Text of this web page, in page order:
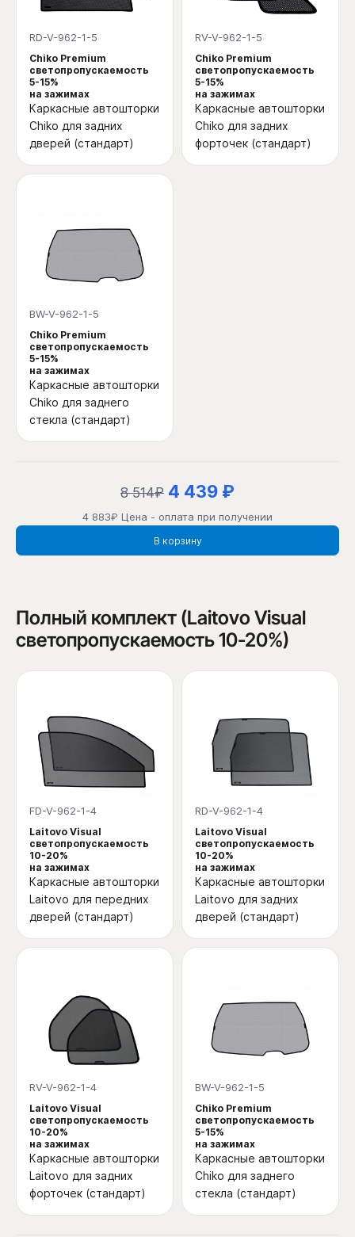
RD-V-962-1-5
Chiko Premium
светопропускаемость
5-15%
на зажимах
Каркасные автошторки
Chiko для задних
дверей (стандарт)
RV-V-962-1-5
Chiko Premium
светопропускаемость
5-15%
на зажимах
Каркасные автошторки
Chiko для задних
форточек (стандарт)
BW-V-962-1-5
Chiko Premium
светопропускаемость
5-15%
на зажимах
Каркасные автошторки
Chiko для заднего
стекла (стандарт)
8 514₽ 4 439 ₽
4 883₽ Цена - оплата при получении
В корзину
Полный комплект (Laitovo Visual
светопропускаемость 10-20%)
FD-V-962-1-4
Laitovo Visual
светопропускаемость
10-20%
на зажимах
Каркасные автошторки
Laitovo для передних
дверей (стандарт)
RD-V-962-1-4
Laitovo Visual
светопропускаемость
10-20%
на зажимах
Каркасные автошторки
Laitovo для задних
дверей (стандарт)
RV-V-962-1-4
Laitovo Visual
светопропускаемость
10-20%
на зажимах
Каркасные автошторки
Laitovo для задних
форточек (стандарт)
BW-V-962-1-5
Chiko Premium
светопропускаемость
5-15%
на зажимах
Каркасные автошторки
Chiko для заднего
стекла (стандарт)